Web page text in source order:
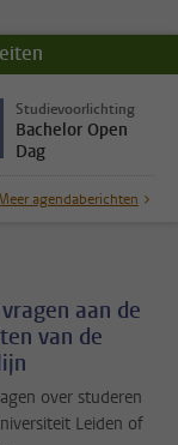
Studievoorlichting
Bachelor Open
Dag
agendaberichten
aan de
van de
over studeren
Leiden of